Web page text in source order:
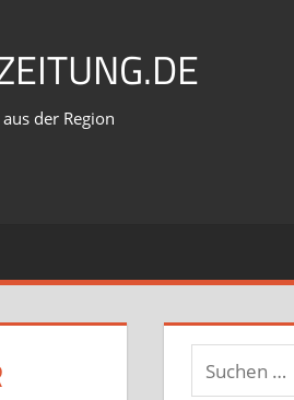
der Region